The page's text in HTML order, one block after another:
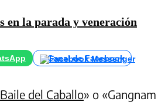
en la parada y veneración
Canal de Facebook
Baile del Caballo» o